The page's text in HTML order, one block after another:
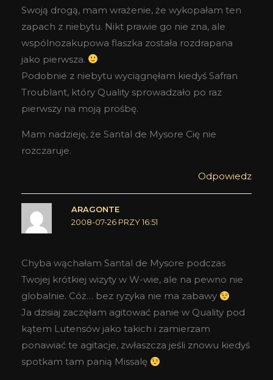
Swoją drogą, mam wrażenie, że wykopałam ten
zapach z niebytu. Nikt prawie go nie zna, ale
wspólnozakupowa flaszka została rozdrapana
jako pierwsza.
Podobnie z niebytu wyciągnęłam kiedyś Safran
Troublant, który Quality sprowadzało po raz
pierwszy na moją prośbę.
Mam nadzieję, że Santal de Mysore Cię nie
rozczaruje.
Odpowiedz
ARAGONTE
2008-07-26 PRZY 16:51
Chyba wąchałam Santal de Mysore podczas
Twojej krótkiej wizyty w W-wie, ale na pewno nie
globalnie. Cóż… bez ryzyka nie ma zabawy
Ja dzisiaj zaczęłam agitować panie w Quality pod
kątem Lutensów jako takich i zamierzam
ponawiać te agitacje, zwłaszcza jeśli znowu kiedyś
spotkam tam panią Missalę